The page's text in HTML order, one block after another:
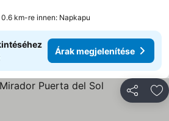
0.6 km-re innen: Napkapu
Árak megjelenítése